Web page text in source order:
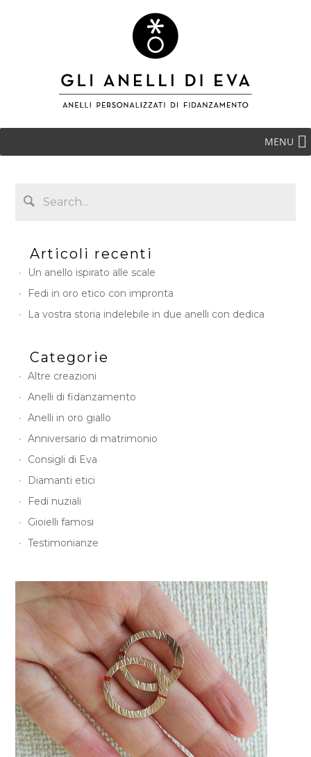
MENU
Articoli recenti
Un anello ispirato alle scale
Fedi in oro etico con impronta
La vostra storia indelebile in due anelli con dedica
Categorie
Altre creazioni
Anelli di fidanzamento
Anelli in oro giallo
Anniversario di matrimonio
Consigli di Eva
Diamanti etici
Fedi nuziali
Gioielli famosi
Testimonianze